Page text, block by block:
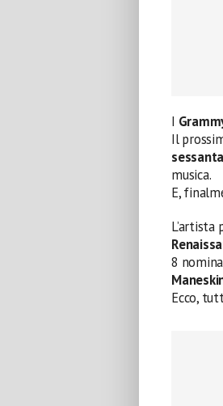
I
Il
musica.
E,
L’artista
8
Ecco,